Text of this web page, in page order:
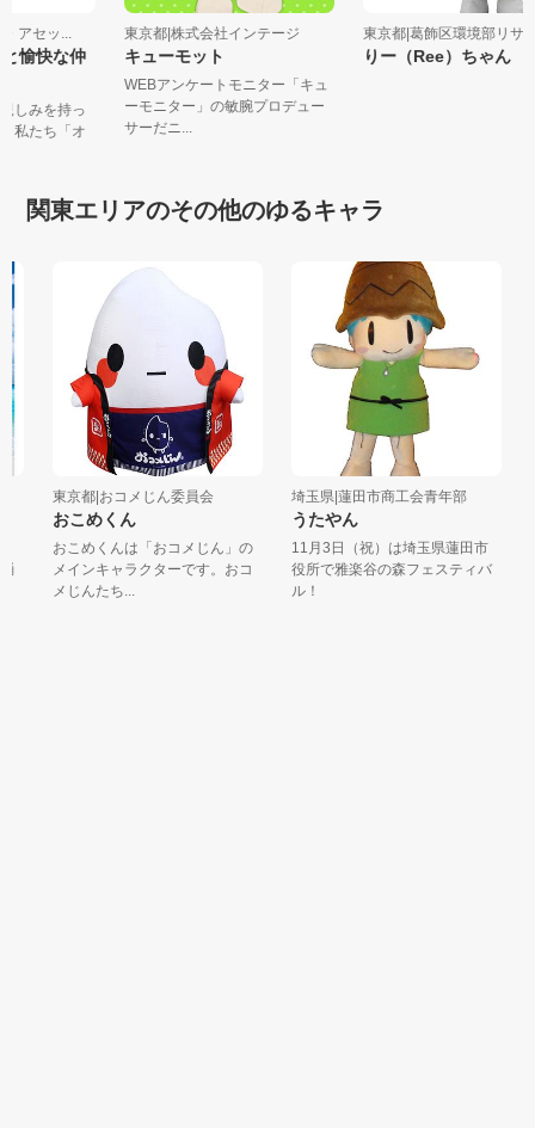
・アセッ...
と愉快な仲
親しみを持っ
、私たち「オ
東京都|株式会社インテージ
キューモット
WEBアンケートモニター「キュ
ーモニター」の敏腕プロデュー
サーだニ...
東京都|葛飾区環境部リ
りー（Ree）ちゃん
関東エリアのその他のゆるキャラ
東京都|おコメじん委員会
おこめくん
おこめくんは「おコメじん」の
メインキャラクターです。おコ
メじんたち...
埼玉県|蓮田市商工会青年部
うたやん
11月3日（祝）は埼玉県蓮田市
役所で雅楽谷の森フェスティバ
ル！